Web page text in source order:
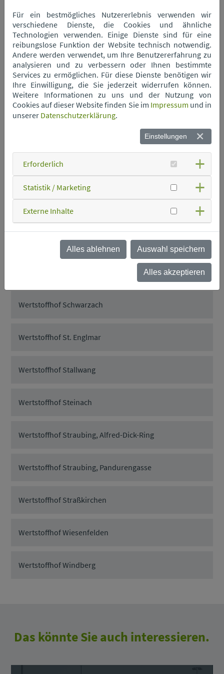
Wertstoffhof Neukirchen
Wertstoffhof Niederwinkling
Wertstoffhof Oberschneiding
Wertstoffhof Parkstetten
Wertstoffhof Rain
Wertstoffhof Rattenberg
Wertstoffhof Rattiszell
Wertstoffhof Schwarzach
Wertstoffhof St. Englmar
Wertstoffhof Stallwang
Wertstoffhof Steinach
Wertstoffhof Straubing, Alfred-Dick-Ring
Wertstoffhof Straubing, Pandurengasse
Wertstoffhof Straßkirchen
Wertstoffhof Wiesenfelden
Wertstoffhof Windberg
Das könnte Sie auch interessieren.
Für ein bestmögliches Nutzererlebnis verwenden wir
verschiedene Dienste, die Cookies und ähnliche
Technologien verwenden. Einige Dienste sind für eine
reibungslose Funktion der Website technisch notwendig.
Andere werden verwendet, um Ihre Benutzererfahrung zu
analysieren und zu verbessern oder Ihnen bestimmte
Services zu ermöglichen. Für diese Dienste benötigen wir
Ihre Einwilligung, die Sie jederzeit widerrufen können.
Weitere Informationen zu uns und der Nutzung von
Cookies auf dieser Website finden Sie im Impressum und in
unserer Datenschutzerklärung.
Einstellungen
Erforderlich
Statistik / Marketing
Externe Inhalte
Alles ablehnen Auswahl speichern
Alles akzeptieren